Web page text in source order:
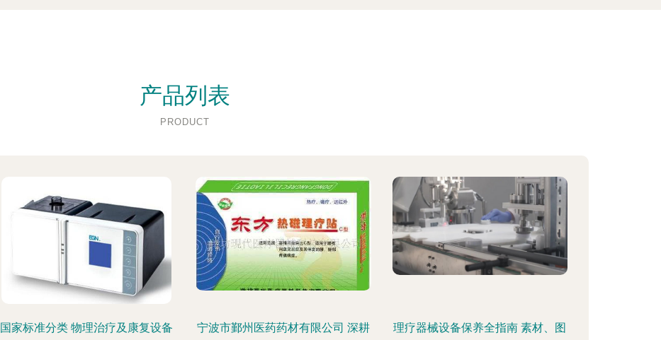
产品列表
PRODUCT
国家标准分类 物理治疗及康复设备
宁波市鄞州医药药材有限公司 深耕
理疗器械设备保养全指南 素材、图